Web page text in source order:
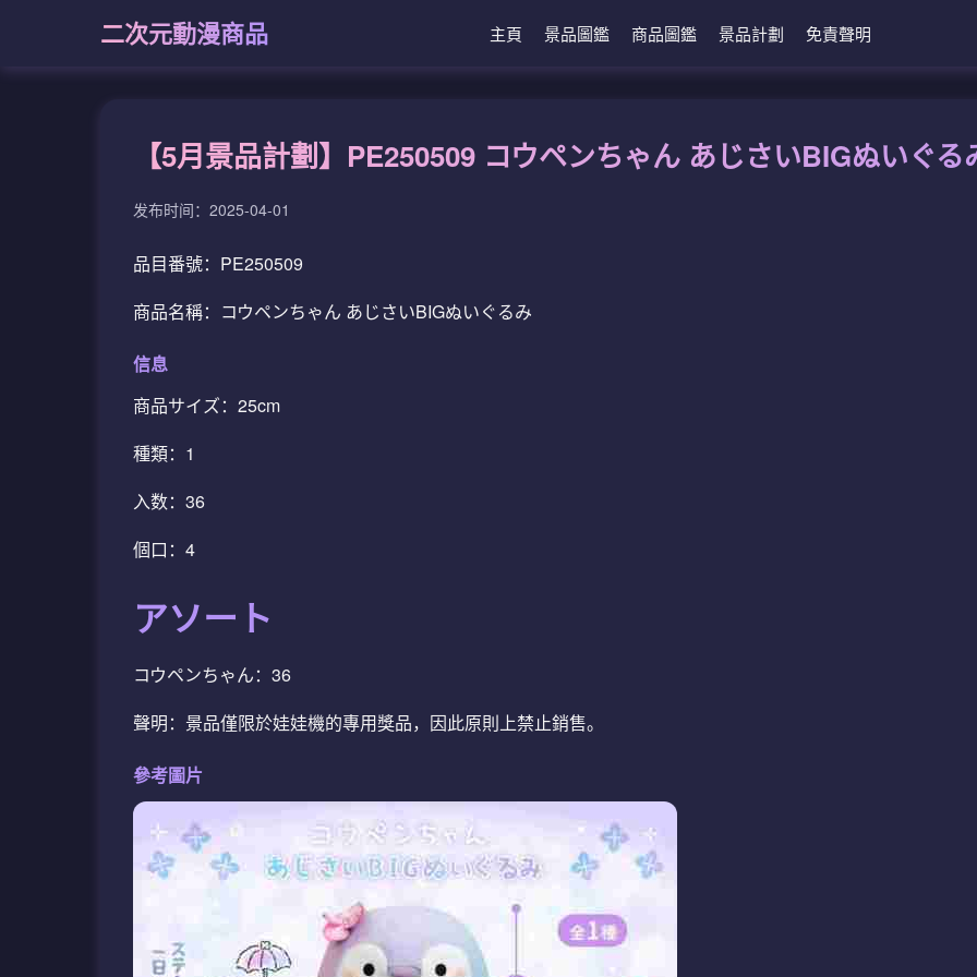
二次元動漫商品 主頁 景品圖鑑 商品圖鑑 景品計劃 免責聲明
【5月景品計劃】PE250509 コウペンちゃん あじさいBIGぬいぐる
发布时间：2025-04-01
品目番號：PE250509
商品名稱：コウペンちゃん あじさいBIGぬいぐるみ
信息
商品サイズ：25cm
種類：1
入数：36
個口：4
アソート
コウペンちゃん：36
聲明：景品僅限於娃娃機的專用獎品，因此原則上禁止銷售。
參考圖片